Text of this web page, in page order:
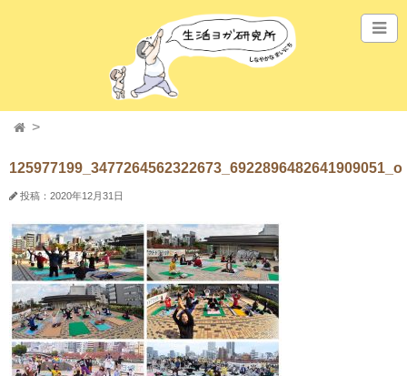
125977199_3477264562322673_6922896482641909051_o
投稿：2020年12月31日